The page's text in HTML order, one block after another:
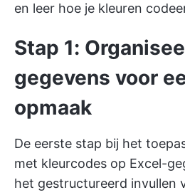
en leer hoe je kleuren
Stap 1:
gegevens voor
opmaak
De eerste stap bij het
met kleurcodes op Excel-
het gestructureerd invullen